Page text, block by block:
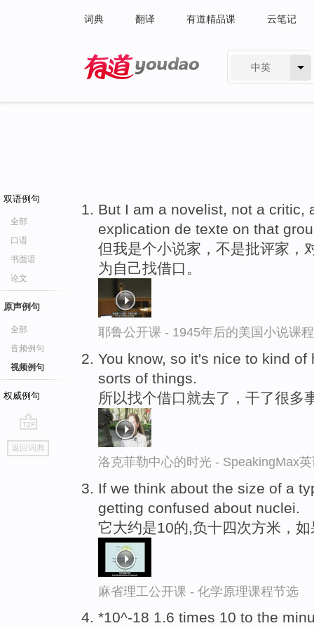
词典 翻译 有道精品课 云笔记
中英
双语例句
全部
口语
书面语
论文
原声例句
全部
音频例句
视频例句
权威例句
go
top
返回词典
But I am a novelist, not a critic,
explication de texte on that
但我是个小说家，不是批评家，
为自己找借口。
耶鲁公开课 - 1945年后的美国小说课
You know, so it's nice to kind
sorts of things.
所以找个借口就去了，干了很多
洛克菲勒中心的时光 - SpeakingMax
If we think about the size of a
getting confused about nuclei.
它大约是10的,负十四次方米，
麻省理工公开课 - 化学原理课程节选
*10^-18 1.6 times 10 to the